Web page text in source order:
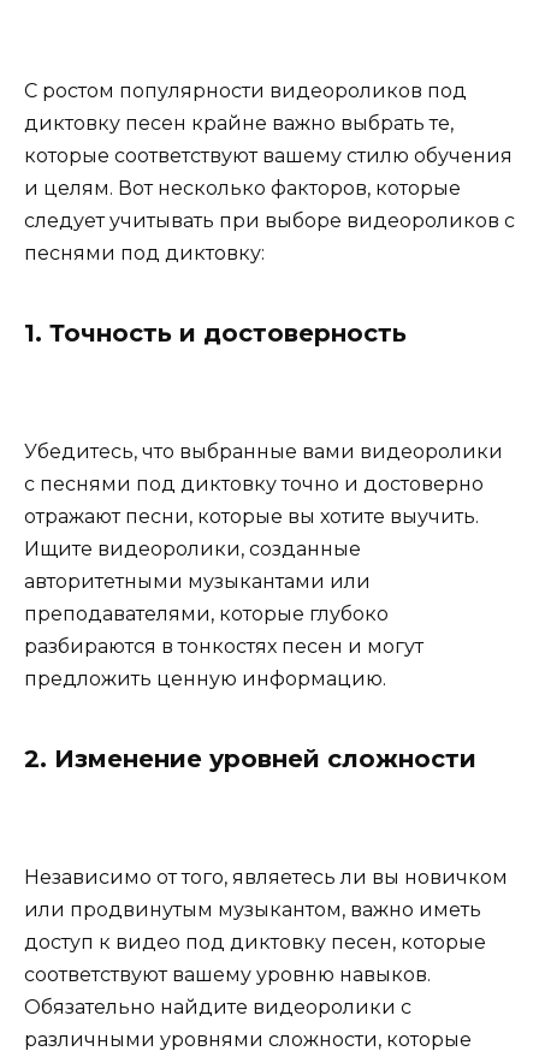
С ростом популярности видеороликов под
диктовку песен крайне важно выбрать те,
которые соответствуют вашему стилю обучения
и целям. Вот несколько факторов, которые
следует учитывать при выборе видеороликов с
песнями под диктовку:
1. Точность и достоверность
Убедитесь, что выбранные вами видеоролики
с песнями под диктовку точно и достоверно
отражают песни, которые вы хотите выучить.
Ищите видеоролики, созданные
авторитетными музыкантами или
преподавателями, которые глубоко
разбираются в тонкостях песен и могут
предложить ценную информацию.
2. Изменение уровней сложности
Независимо от того, являетесь ли вы новичком
или продвинутым музыкантом, важно иметь
доступ к видео под диктовку песен, которые
соответствуют вашему уровню навыков.
Обязательно найдите видеоролики с
различными уровнями сложности, которые